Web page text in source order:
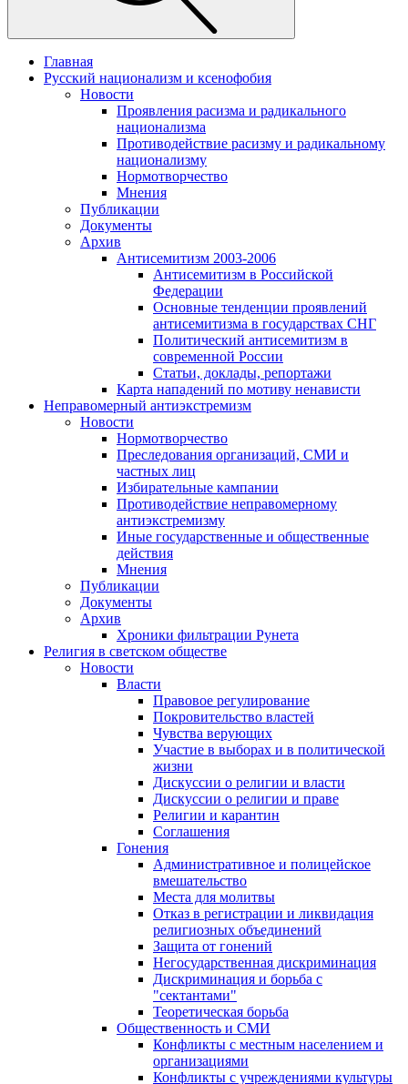
Главная
Русский национализм и ксенофобия
Новости
Проявления расизма и радикального
национализма
Противодействие расизму и радикальному
национализму
Нормотворчество
Мнения
Публикации
Документы
Архив
Антисемитизм 2003-2006
Антисемитизм в Российской
Федерации
Основные тенденции проявлений
антисемитизма в государствах СНГ
Политический антисемитизм в
современной России
Статьи, доклады, репортажи
Карта нападений по мотиву ненависти
Неправомерный антиэкстремизм
Новости
Нормотворчество
Преследования организаций, СМИ и
частных лиц
Избирательные кампании
Противодействие неправомерному
антиэкстремизму
Иные государственные и общественные
действия
Мнения
Публикации
Документы
Архив
Хроники фильтрации Рунета
Религия в светском обществе
Новости
Власти
Правовое регулирование
Покровительство властей
Чувства верующих
Участие в выборах и в политической
жизни
Дискуссии о религии и власти
Дискуссии о религии и праве
Религии и карантин
Соглашения
Гонения
Административное и полицейское
вмешательство
Места для молитвы
Отказ в регистрации и ликвидация
религиозных объединений
Защита от гонений
Негосударственная дискриминация
Дискриминация и борьба с
"сектантами"
Теоретическая борьба
Общественность и СМИ
Конфликты с местным населением и
организациями
Конфликты с учреждениями культуры